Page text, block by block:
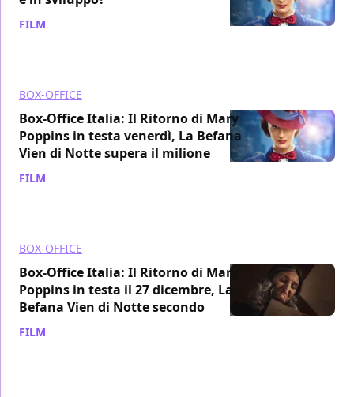
FILM
BOX-OFFICE
Box-Office Italia: Il Ritorno di Mary
Poppins in testa venerdì, La Befana
Vien di Notte supera il milione
FILM
BOX-OFFICE
Box-Office Italia: Il Ritorno di Mary
Poppins in testa il 27 dicembre, La
Befana Vien di Notte secondo
FILM